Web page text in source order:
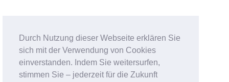
Durch Nutzung dieser Webseite erklären Sie
sich mit der Verwendung von Cookies
einverstanden. Indem Sie weitersurfen,
stimmen Sie – jederzeit für die Zukunft